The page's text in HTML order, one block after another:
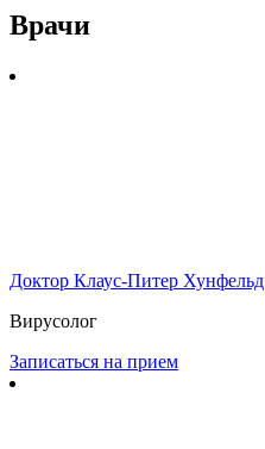
Врачи
Доктор Клаус-Питер Хунфельд
Вирусолог
Записаться на прием